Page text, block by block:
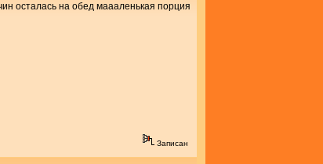
осталась на обед маааленькая порция
Записан